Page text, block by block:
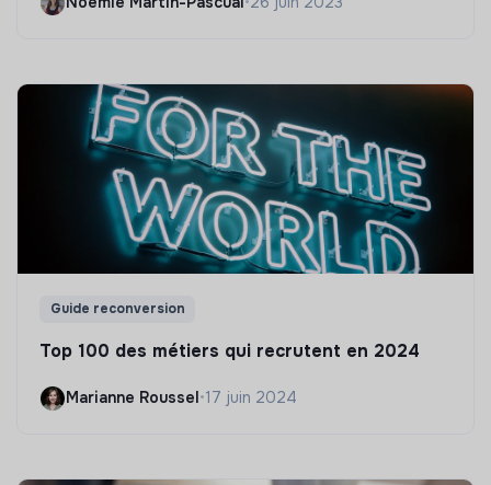
Guide reconversion
Top 100 des métiers qui recrutent en 2024
Marianne Roussel•17 juin 2024